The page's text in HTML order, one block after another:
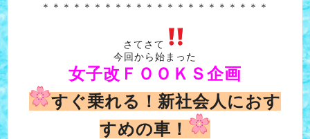
＊＊＊＊＊＊＊＊＊＊＊＊＊＊＊＊＊＊＊＊＊＊
さてさて
今回から始まった
女子改ＦＯＯＫＳ企画
すぐ乗れる！新社会人におす
すめの車！